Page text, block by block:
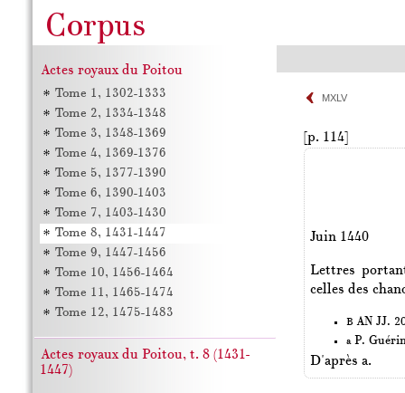
MXLV
[p. 114]
Juin 1440
Lettres
celles des
B AN JJ.
aP.
D'après a.
Actes royaux du Poitou
Tome 1, 1302-1333
Tome 2, 1334-1348
Tome 3, 1348-1369
Tome 4, 1369-1376
Tome 5, 1377-1390
Tome 6, 1390-1403
Tome 7, 1403-1430
Tome 8, 1431-1447
Tome 9, 1447-1456
Tome 10, 1456-1464
Tome 11, 1465-1474
Tome 12, 1475-1483
Actes royaux du Poitou, t. 8 (1431-
1447)